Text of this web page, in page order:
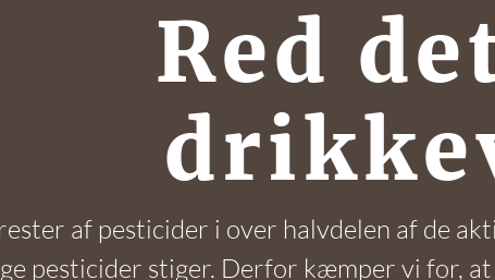
Red
af pesticider i over halvdelen af de
pesticider stiger. Derfor kæmper vi for,